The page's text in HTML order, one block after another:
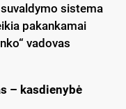
sistema
pakankamai
vadovas
– kasdienybė